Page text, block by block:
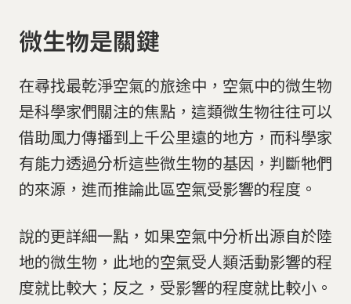
微生物是關鍵
在尋找最乾淨空氣的旅途中，空氣中的微生物
是科學家們關注的焦點，這類微生物往往可以
借助風力傳播到上千公里遠的地方，而科學家
有能力透過分析這些微生物的基因，判斷牠們
的來源，進而推論此區空氣受影響的程度。
說的更詳細一點，如果空氣中分析出源自於陸
地的微生物，此地的空氣受人類活動影響的程
度就比較大；反之，受影響的程度就比較小。